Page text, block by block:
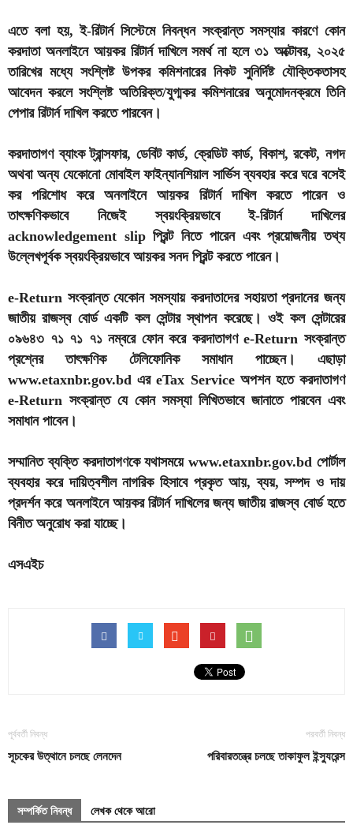
এতে বলা হয়, ই-রিটার্ন সিস্টেমে নিবন্ধন সংক্রান্ত সমস্যার কারণে কোন
করদাতা অনলাইনে আয়কর রিটার্ন দাখিলে সমর্থ না হলে ৩১ অক্টোবর, ২০২৫
তারিখের মধ্যে সংশ্লিষ্ট উপকর কমিশনারের নিকট সুনির্দিষ্ট যৌক্তিকতাসহ
আবেদন করলে সংশ্লিষ্ট অতিরিক্ত/যুগ্মকর কমিশনারের অনুমোদনক্রমে তিনি
পেপার রিটার্ন দাখিল করতে পারবেন।
করদাতাগণ ব্যাংক ট্রান্সফার, ডেবিট কার্ড, ক্রেডিট কার্ড, বিকাশ, রকেট, নগদ
অথবা অন্য যেকোনো মোবাইল ফাইন্যানশিয়াল সার্ভিস ব্যবহার করে ঘরে বসেই
কর পরিশোধ করে অনলাইনে আয়কর রিটার্ন দাখিল করতে পারেন ও
তাৎক্ষণিকভাবে নিজেই স্বয়ংক্রিয়ভাবে ই-রিটার্ন দাখিলের
acknowledgement slip প্রিন্ট নিতে পারেন এবং প্রয়োজনীয় তথ্য
উল্লেখপূর্বক স্বয়ংক্রিয়ভাবে আয়কর সনদ প্রিন্ট করতে পারেন।
e-Return সংক্রান্ত যেকোন সমস্যায় করদাতাদের সহায়তা প্রদানের জন্য
জাতীয় রাজস্ব বোর্ড একটি কল সেন্টার স্থাপন করেছে। ওই কল সেন্টারের
০৯৬৪৩ ৭১ ৭১ ৭১ নম্বরে ফোন করে করদাতাগণ e-Return সংক্রান্ত
প্রশ্নের তাৎক্ষণিক টেলিফোনিক সমাধান পাচ্ছেন। এছাড়া
www.etaxnbr.gov.bd এর eTax Service অপশন হতে করদাতাগণ
e-Return সংক্রান্ত যে কোন সমস্যা লিখিতভাবে জানাতে পারবেন এবং
সমাধান পাবেন।
সম্মানিত ব্যক্তি করদাতাগণকে যথাসময়ে www.etaxnbr.gov.bd পোর্টাল
ব্যবহার করে দায়িত্বশীল নাগরিক হিসাবে প্রকৃত আয়, ব্যয়, সম্পদ ও দায়
প্রদর্শন করে অনলাইনে আয়কর রিটার্ন দাখিলের জন্য জাতীয় রাজস্ব বোর্ড হতে
বিনীত অনুরোধ করা যাচ্ছে।
এসএইচ
পূর্ববর্তী নিবন্ধ
সূচকের উত্থানে চলছে লেনদেন
পরবর্তী নিবন্ধ
পরিবারতন্ত্রে চলছে তাকাফুল ইন্স্যুরেন্স
সম্পর্কিত নিবন্ধ লেখক থেকে আরো